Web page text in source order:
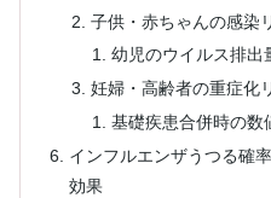
子供・赤ちゃんの感染
幼児のウイルス排出
妊婦・高齢者の重症化
基礎疾患合併時の数
インフルエンザうつる確
効果